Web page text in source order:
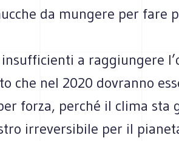
da mungere per fare
a raggiungere
che nel 2020 dovranno
forza, perché il clima sta
irreversibile per il